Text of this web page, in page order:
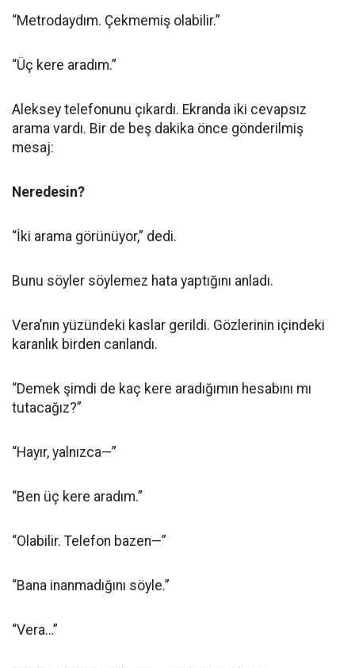
“Metrodaydım. Çekmemiş olabilir.”
“Üç kere aradım.”
Aleksey telefonunu çıkardı. Ekranda iki cevapsız
arama vardı. Bir de beş dakika önce gönderilmiş
mesaj:
Neredesin?
“İki arama görünüyor,” dedi.
Bunu söyler söylemez hata yaptığını anladı.
Vera’nın yüzündeki kaslar gerildi. Gözlerinin içindeki
karanlık birden canlandı.
“Demek şimdi de kaç kere aradığımın hesabını mı
tutacağız?”
“Hayır, yalnızca—”
“Ben üç kere aradım.”
“Olabilir. Telefon bazen—”
“Bana inanmadığını söyle.”
“Vera…”